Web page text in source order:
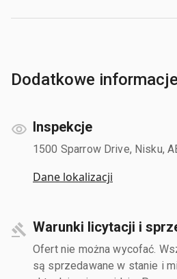
Dodatkowe informacje
Inspekcje
1500 Sparrow Drive, Nisku,
Dane lokalizacji
Warunki licytacji i
Ofert nie można wycofać.
są sprzedawane w stanie i